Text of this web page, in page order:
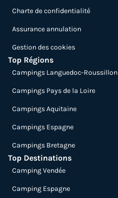
Charte de confidentialité
Assurance annulation
Gestion des cookies
Top Régions
Campings Languedoc-Roussillon
Campings Pays de la Loire
Campings Aquitaine
Campings Espagne
Campings Bretagne
Top Destinations
Camping Vendée
Camping Espagne